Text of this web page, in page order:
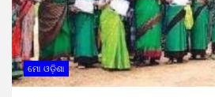
ମୋ ଓଡ଼ିଶା